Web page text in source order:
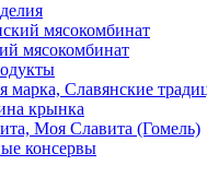
мясокомбинат
мясокомбинат
марка, Славянские
крынка
Моя Славита (Гомель)
консервы